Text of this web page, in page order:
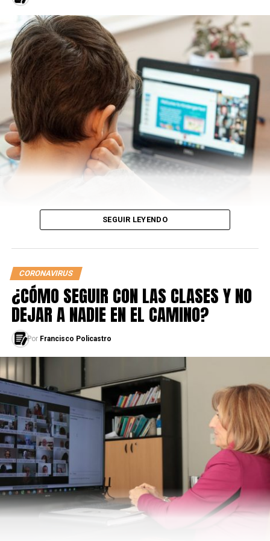
Solo hay cola en un sector del supermercado, la
fiambrería. Ahí todes respetan su turno manteniendo la
distancia sugerida. La única conversación que se escucha
es la del cliente con la persona que atiende allí. De las
primeras marcas de queso ya no hay rastros, se las
llevaron. También se hanstockeadode pan francés, en el
estante hay solo pan lactal. .
ARTÍCULOS SOBRE #ETERDIGITAL
LEÉ TAMBIÉN
DOMINGO ETERNO
SEGUIR LEYENDO
CORONAVIRUS
¿CÓMO SEGUIR CON LAS CLASES Y NO
DEJAR A NADIE EN EL CAMINO?
Por Francisco Policastro